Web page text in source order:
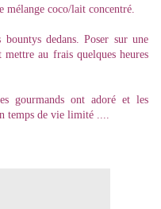
mélange coco/lait concentré.
dedans. Poser sur une
au frais quelques heures
gourmands ont adoré et les
temps de vie limité ....